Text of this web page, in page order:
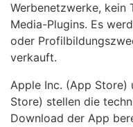
Werbenetzwerke, kein
Media-Plugins. Es
oder
verkauft.
Apple Inc. (App Store)
Store) stellen die
Download der App